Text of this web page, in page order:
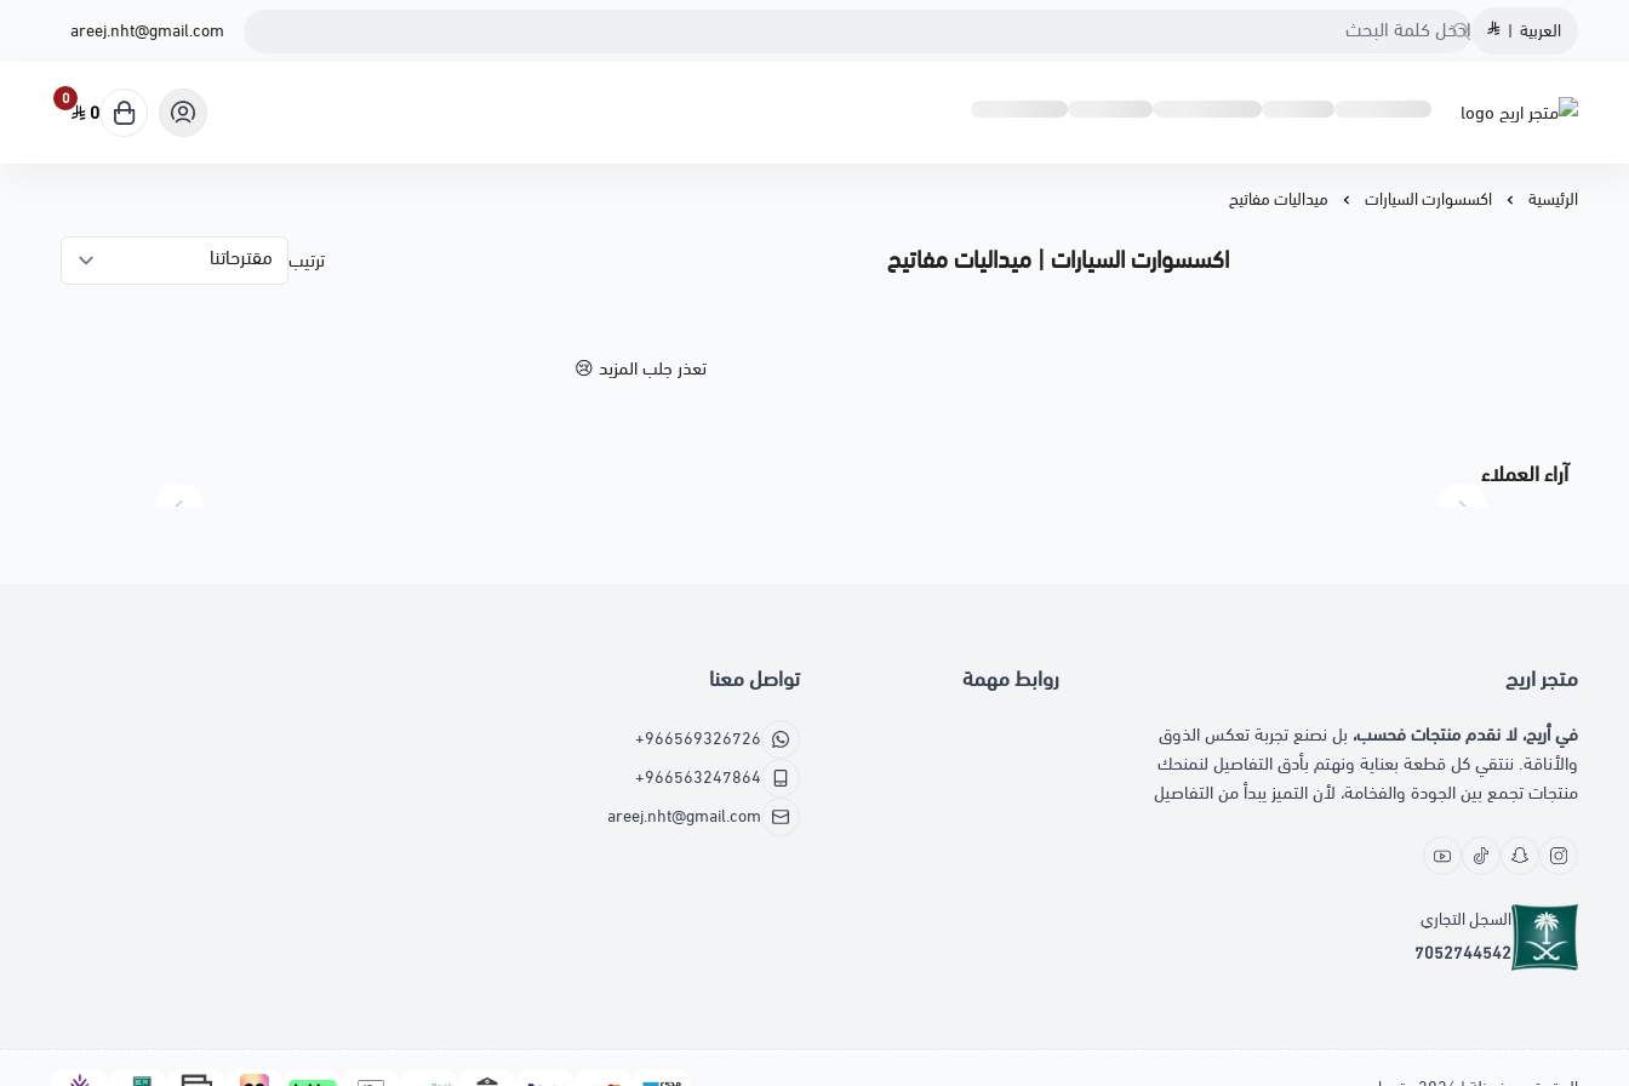
العربية |
areej.nht@gmail.com
متجر اريج
0
0
الرئيسية اكسسوارت السيارات ميداليات مفاتيح
اكسسوارت السيارات | ميداليات مفاتيح ترتيب
تعذر جلب المزيد 😢
آراء العملاء
متجر اريج
في أريج، لا نقدم منتجات فحسب، بل نصنع تجربة تعكس الذوق
والأناقة. ننتقي كل قطعة بعناية ونهتم بأدق التفاصيل لنمنحك
منتجات تجمع بين الجودة والفخامة، لأن التميز يبدأ من التفاصيل
السجل التجاري
7052744542
روابط مهمة تواصل معنا
+966569326726
+966563247864
areej.nht@gmail.com